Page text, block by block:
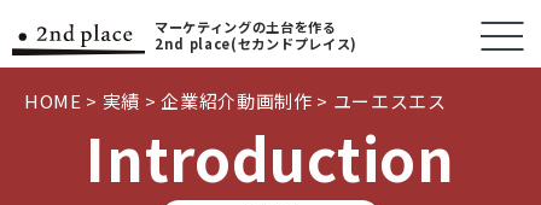
マーケティングの土台を作る
2nd place(セカンドプレイス)
HOME > 実績 >企業紹介動画制作 > ユーエスエス
Introduction